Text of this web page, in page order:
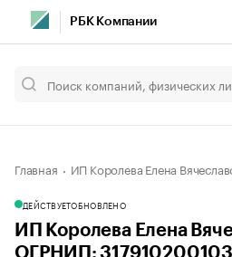
РБК Компании
Главная ИП Королева Елена
ДЕЙСТВУЕТОБНОВЛЕНО
ИП Королева Елена
ОГРНИП: